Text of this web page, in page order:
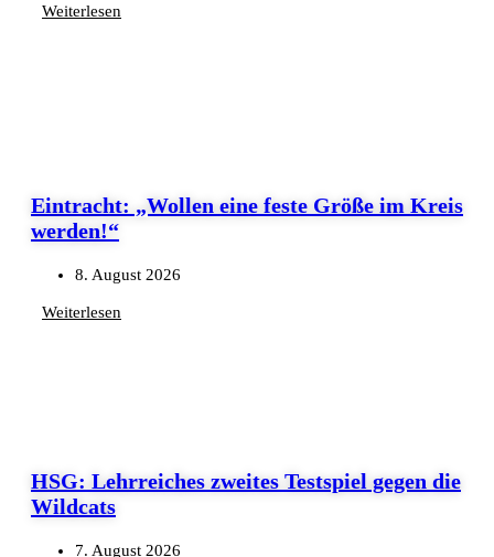
Weiterlesen
Eintracht: „Wollen eine feste Größe im Kreis
werden!“
8. August 2026
Weiterlesen
HSG: Lehrreiches zweites Testspiel gegen die
Wildcats
7. August 2026